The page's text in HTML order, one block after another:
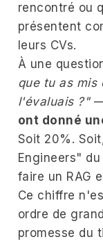
rencontré ou
présentent
leurs CVs.
À une
que tu as mis
l'évaluais ?"—
ont donné
Soit 20%.
Engineers"
faire un RAG
Ce chiffre
ordre de
promesse du